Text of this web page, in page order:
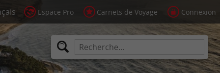
Espace Pro Carnets de Voyage Connexion